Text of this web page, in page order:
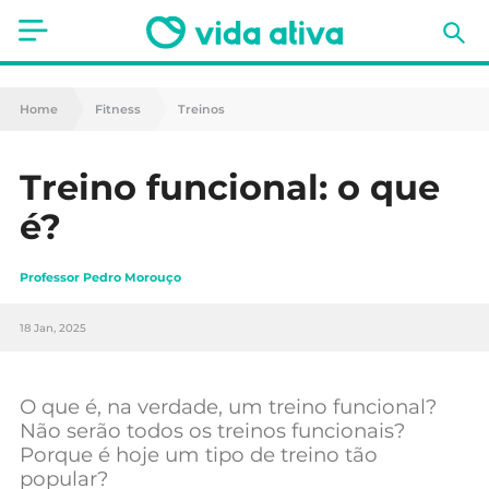
Saúde
Nutrição
Animais de Estimação
Home Fitness Treinos
Treino funcional: o que
é?
Professor Pedro Morouço
18 Jan, 2025
O que é, na verdade, um treino funcional?
Não serão todos os treinos funcionais?
Porque é hoje um tipo de treino tão
popular?